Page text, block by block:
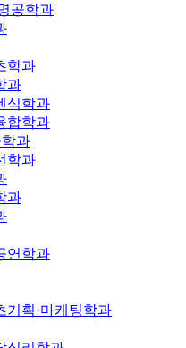
공학과
학과
과
식학과
합학과
과
학과
과
연학과
기획·마케팅학과